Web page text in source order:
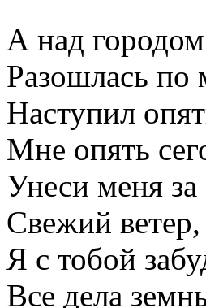
А над
Разошлась по
Наступил
Мне опять
Унеси меня за
Свежий
Я с тобой
Все дела